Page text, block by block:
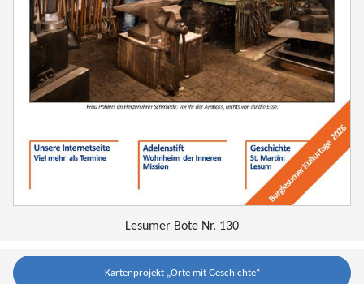
Lesumer Bote Nr. 130
Kartenprojekt „Orte mit Geschichte“